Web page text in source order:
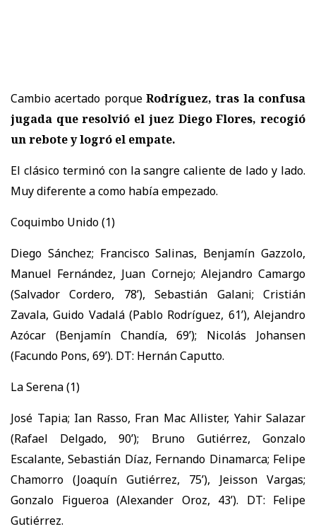
Cambio acertado porque Rodríguez, tras la confusa
jugada que resolvió el juez Diego Flores, recogió
un rebote y logró el empate.
El clásico terminó con la sangre caliente de lado y lado.
Muy diferente a como había empezado.
Coquimbo Unido (1)
Diego Sánchez; Francisco Salinas, Benjamín Gazzolo,
Manuel Fernández, Juan Cornejo; Alejandro Camargo
(Salvador Cordero, 78’), Sebastián Galani; Cristián
Zavala, Guido Vadalá (Pablo Rodríguez, 61’), Alejandro
Azócar (Benjamín Chandía, 69’); Nicolás Johansen
(Facundo Pons, 69’). DT: Hernán Caputto.
La Serena (1)
José Tapia; Ian Rasso, Fran Mac Allister, Yahir Salazar
(Rafael Delgado, 90’); Bruno Gutiérrez, Gonzalo
Escalante, Sebastián Díaz, Fernando Dinamarca; Felipe
Chamorro (Joaquín Gutiérrez, 75’), Jeisson Vargas;
Gonzalo Figueroa (Alexander Oroz, 43’). DT: Felipe
Gutiérrez.